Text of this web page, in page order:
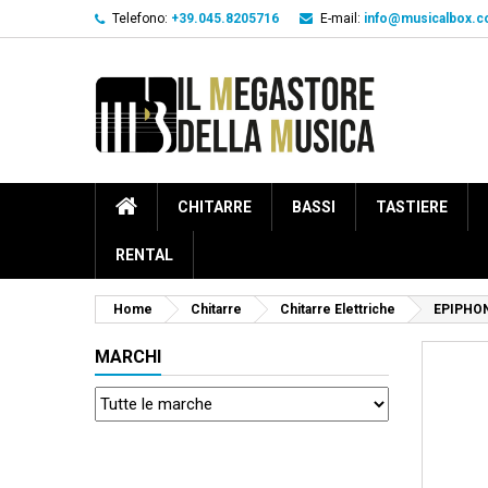
Telefono: +39.045.8205716 E-mail:
CHITARRE BASSI TASTIERE
RENTAL
Home Chitarre Chitarre Elettriche
MARCHI